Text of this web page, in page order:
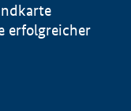
erfolgreicher